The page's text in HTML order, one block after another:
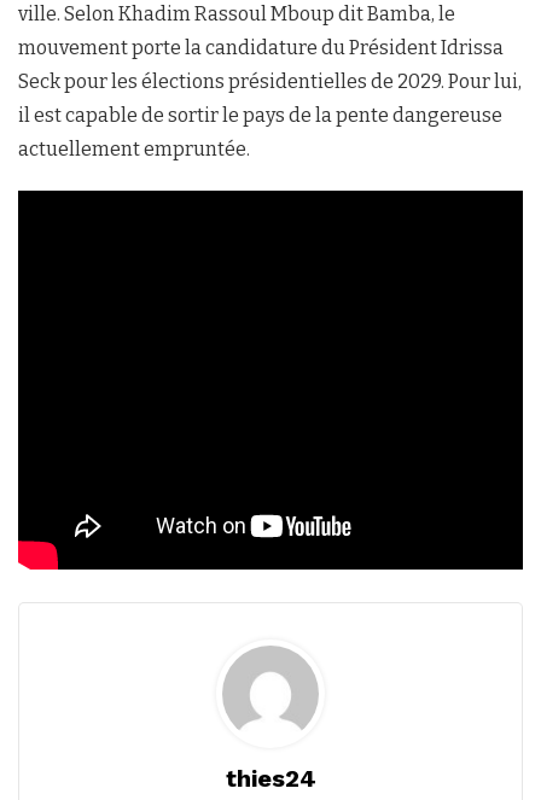
ville. Selon Khadim Rassoul Mboup dit Bamba, le
mouvement porte la candidature du Président Idrissa
Seck pour les élections présidentielles de 2029. Pour lui,
il est capable de sortir le pays de la pente dangereuse
actuellement empruntée.
thies24